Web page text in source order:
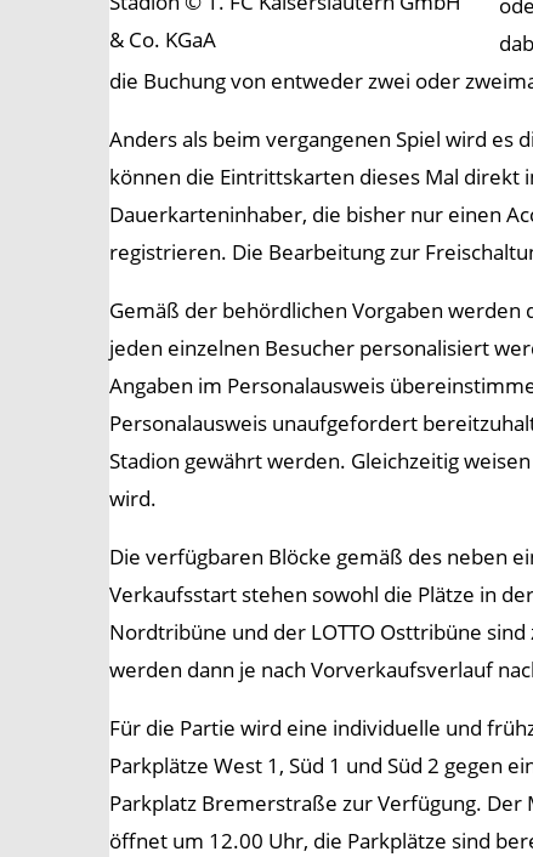
& Co. KGaA
die Buchung von entweder zwei oder
Anders als beim vergangenen Spiel wird es
können die Eintrittskarten dieses Mal direkt
Dauerkarteninhaber, die bisher nur einen
registrieren. Die Bearbeitung zur
Gemäß der behördlichen Vorgaben werden
jeden einzelnen Besucher personalisiert
Angaben im Personalausweis
Personalausweis unaufgefordert
Stadion gewährt werden. Gleichzeitig
wird.
Die verfügbaren Blöcke gemäß des neben
Verkaufsstart stehen sowohl die Plätze in
Nordtribüne und der LOTTO Osttribüne
werden dann je nach Vorverkaufsverlauf
Für die Partie wird eine individuelle und
Parkplätze West 1, Süd 1 und Süd 2 gegen
Parkplatz Bremerstraße zur Verfügung. Der
öffnet um 12.00 Uhr, die Parkplätze sind